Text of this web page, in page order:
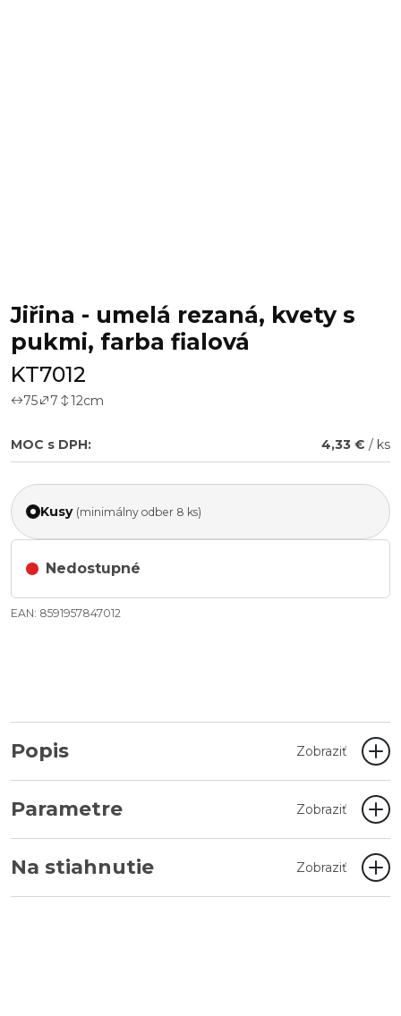
Jiřina - umelá rezaná, kvety s
pukmi, farba fialová
KT7012
75 7 12cm
MOC s DPH: 4,33 € / ks
Kusy (minimálny odber 8 ks)
Nedostupné
EAN: 8591957847012
Popis Zobraziť
Parametre Zobraziť
Na stiahnutie Zobraziť